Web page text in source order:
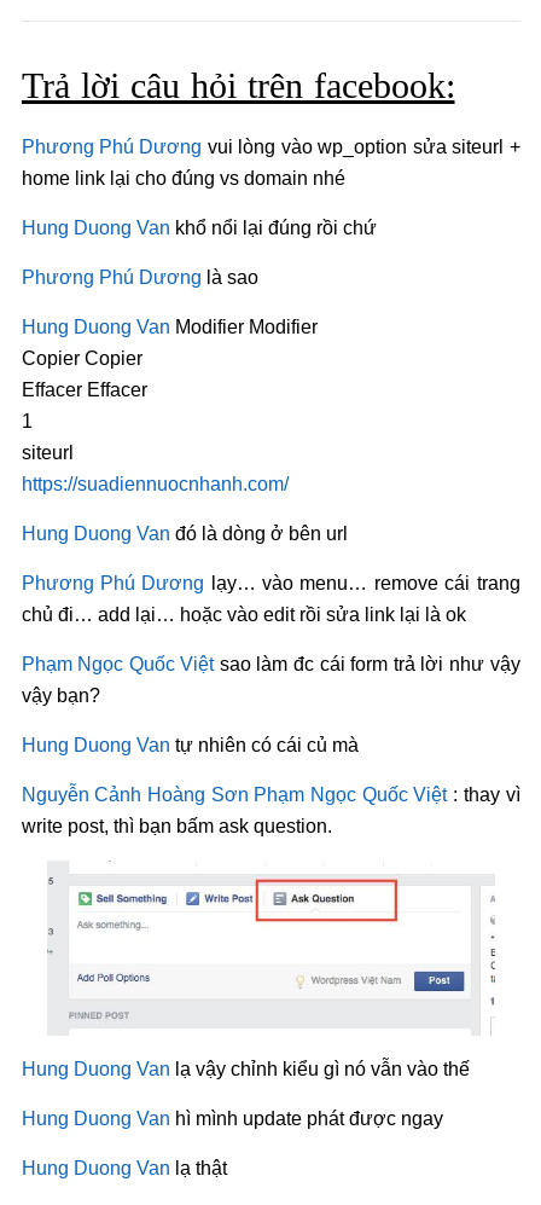
Trả lời câu hỏi trên facebook:
Phương Phú Dương vui lòng vào wp_option sửa siteurl +
home link lại cho đúng vs domain nhé
Hung Duong Van khổ nổi lại đúng rồi chứ
Phương Phú Dương là sao
Hung Duong Van Modifier Modifier
Copier Copier
Effacer Effacer
1
siteurl
https://suadiennuocnhanh.com/
Hung Duong Van đó là dòng ở bên url
Phương Phú Dương
lạy… vào menu… remove cái trang
chủ đi… add lại… hoặc vào edit rồi sửa link lại là ok
Phạm Ngọc Quốc Việt sao làm đc cái form trả lời như vậy
vậy bạn?
Hung Duong Van tự nhiên có cái củ mà
Nguyễn Cảnh Hoàng Sơn Phạm Ngọc Quốc Việt: thay vì
write post, thì bạn bấm ask question.
Hung Duong Van lạ vậy chỉnh kiểu gì nó vẫn vào thế
Hung Duong Van hì mình update phát được ngay
Hung Duong Van lạ thật